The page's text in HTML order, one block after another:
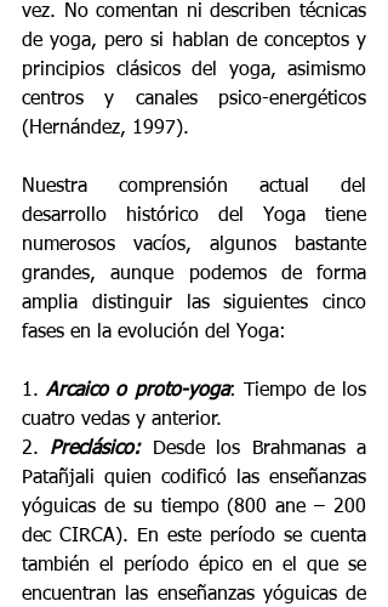
vez. No comentan ni describen técnicas
de yoga, pero si hablan de conceptos y
principios clásicos del yoga, asimismo
centros y canales psico-energéticos
(Hernández, 1997).
Nuestra comprensión actual del
desarrollo histórico del Yoga tiene
numerosos vacíos, algunos bastante
grandes, aunque podemos de forma
amplia distinguir las siguientes cinco
fases en la evolución del Yoga:
1. Arcaico o proto-yoga: Tiempo de los
cuatro vedas y anterior.
2. Preclásico:
Desde los Brahmanas a
Patañjali quien codificó las enseñanzas
yóguicas de su tiempo (800 ane – 200
dec CIRCA). En este período se cuenta
también el período épico en el que se
encuentran las enseñanzas yóguicas de